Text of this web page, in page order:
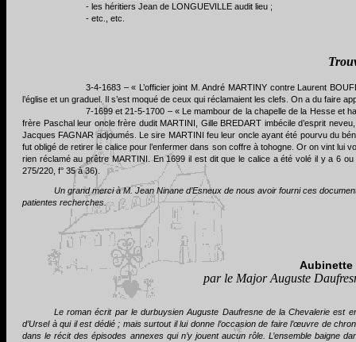
- les héritiers Jean de LONGUEVILLE audit lieu ;
- etc., etc.
3-4-1683 – « L’officier joint M. André MARTINY contre Laurent
l’église et un graduel. Il s’est moqué de ceux qui réclamaient les clefs. On a du faire
7-1699 et 21-5-1700 – « Le mambour de la chapelle de la Hesse et
frère Paschal leur oncle frère dudit MARTINI, Gille BREDART imbécile d’esprit
Jacques FAGNAR adjoumés. Le sire MARTINI feu leur oncle ayant été pourvu du
fut obligé de retirer le calice pour l’enfermer dans son coffre à tohogne. Or on vint lui
rien réclamé au prêtre MARTINI. En 1699 il est dit que le calice a été volé il y a 6
275/220, f° 35 à 36).
Un grand merci à M. Jean Ninane d’Esneux de nous avoir fourni ces
patientes recherches.
Aubinette
par le Major Auguste
Le roman écrit par le durbuysien Auguste Daufresne de la Chevalerie est
d’Ursel à qui il est dédié ; mais surtout il lui donne l’occasion de faire l’œuvre de
dans le récit des épisodes annexes qui n’y jouent aucun rôle. L’ensemble baigne